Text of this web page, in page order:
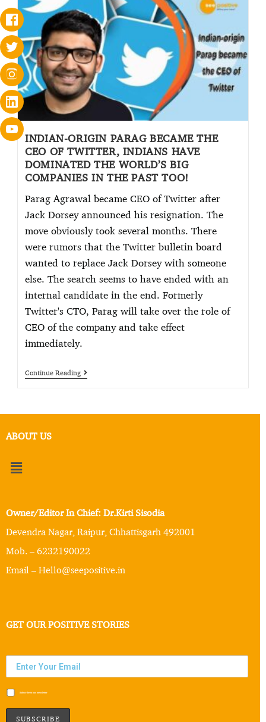
INDIAN-ORIGIN PARAG BECAME THE
CEO OF TWITTER, INDIANS HAVE
DOMINATED THE WORLD’S BIG
COMPANIES IN THE PAST TOO!
Parag Agrawal became CEO of Twitter after
Jack Dorsey announced his resignation. The
move obviously took several months. There
were rumors that the Twitter bulletin board
wanted to replace Jack Dorsey with someone
else. The search seems to have ended with an
internal candidate in the end. Formerly
Twitter's CTO, Parag will take over the role of
CEO of the company and take effect
immediately.
Continue Reading
ABOUT US
Owner/Editor In Chief: Dr.Kirti Sisodia
Devendra Nagar, Raipur, Chhattisgarh 492001
Mob. – 6232190022
Email – Hello@seepositive.in
GET OUR POSITIVE STORIES
Subscribe to our newsletter